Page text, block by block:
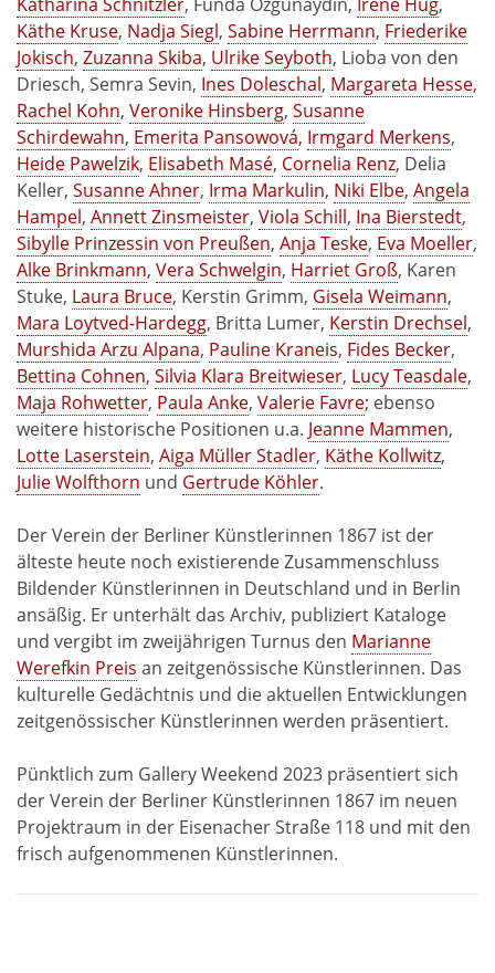
Käthe Kruse, Nadja Siegl, Sabine Herrmann, Friederike
Jokisch, Zuzanna Skiba, Ulrike Seyboth, Lioba von den
Driesch, Semra Sevin, Ines Doleschal, Margareta Hesse,
Rachel Kohn, Veronike Hinsberg, Susanne
Schirdewahn, Emerita Pansowová, Irmgard Merkens,
Heide Pawelzik, Elisabeth Masé, Cornelia Renz, Delia
Keller, Susanne Ahner, Irma Markulin, Niki Elbe, Angela
Hampel, Annett Zinsmeister, Viola Schill, Ina Bierstedt,
Sibylle Prinzessin von Preußen, Anja Teske, Eva Moeller,
Alke Brinkmann, Vera Schwelgin, Harriet Groß, Karen
Stuke, Laura Bruce, Kerstin Grimm, Gisela Weimann,
Mara Loytved-Hardegg, Britta Lumer, Kerstin Drechsel,
Murshida Arzu Alpana, Pauline Kraneis, Fides Becker,
Bettina Cohnen, Silvia Klara Breitwieser, Lucy Teasdale,
Maja Rohwetter, Paula Anke, Valerie Favre; ebenso
weitere historische Positionen u.a. Jeanne Mammen,
Lotte Laserstein, Aiga Müller Stadler, Käthe Kollwitz,
Julie Wolfthorn und Gertrude Köhler.
Der Verein der Berliner Künstlerinnen 1867 ist der
älteste heute noch existierende Zusammenschluss
Bildender Künstlerinnen in Deutschland und in Berlin
ansäßig. Er unterhält das Archiv, publiziert Kataloge
und vergibt im zweijährigen Turnus den Marianne
Werefkin Preis an zeitgenössische Künstlerinnen. Das
kulturelle Gedächtnis und die aktuellen Entwicklungen
zeitgenössischer Künstlerinnen werden präsentiert.
Pünktlich zum Gallery Weekend 2023 präsentiert sich
der Verein der Berliner Künstlerinnen 1867 im neuen
Projektraum in der Eisenacher Straße 118 und mit den
frisch aufgenommenen Künstlerinnen.